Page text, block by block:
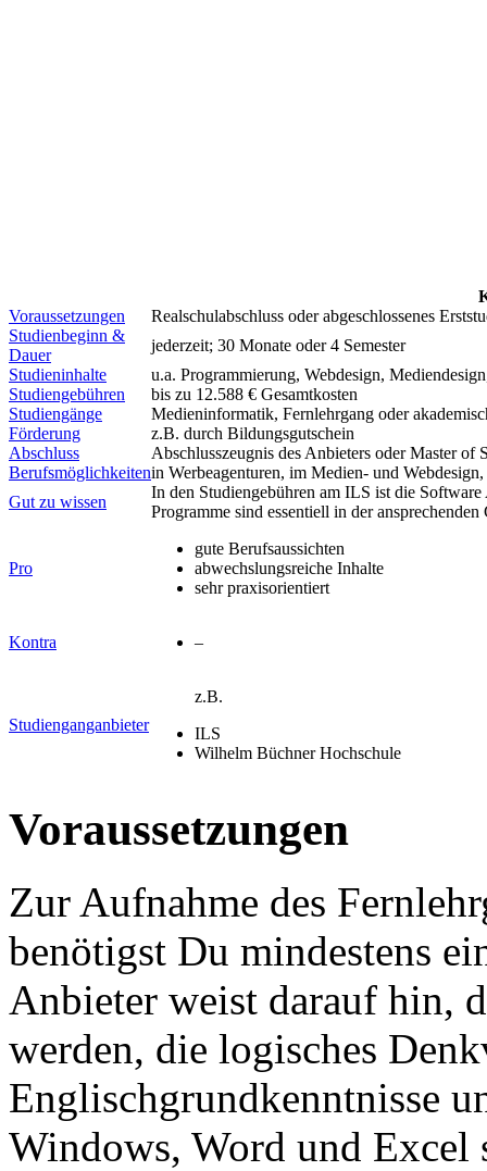
Voraussetzungen
Realschulabschluss oder abgeschlossenes
Studienbeginn &
Dauer
jederzeit; 30 Monate oder 4 Semester
Studieninhalte
u.a. Programmierung, Webdesign,
Studiengebühren
bis zu 12.588 € Gesamtkosten
Studiengänge
Medieninformatik, Fernlehrgang oder
Förderung
z.B. durch Bildungsgutschein
Abschluss
Abschlusszeugnis des Anbieters oder Master of
Berufsmöglichkeitenin Werbeagenturen, im Medien- und
Gut zu wissen
In den Studiengebühren am ILS ist die
Programme sind essentiell in der
Pro
gute Berufsaussichten
abwechslungsreiche Inhalte
sehr praxisorientiert
Kontra –
Studienganganbieter
z.B.
ILS
Wilhelm Büchner Hochschule
Voraussetzungen
Zur Aufnahme des
benötigst Du mindestens
Anbieter weist darauf hin,
werden, die logisches
Englischgrundkenntnisse
Windows, Word und Excel